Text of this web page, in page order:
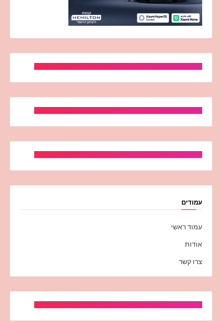
עמודים
עמוד ראשי
אודות
צרו קשר